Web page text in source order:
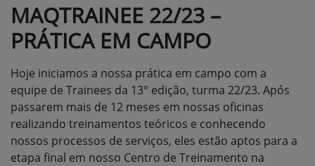
MAQTRAINEE 22/23 –
PRÁTICA EM CAMPO
Hoje iniciamos a nossa prática em campo com a
equipe de Trainees da 13° edição, turma 22/23. Após
passarem mais de 12 meses em nossas oficinas
realizando treinamentos teóricos e conhecendo
nossos processos de serviços, eles estão aptos para a
etapa final em nosso Centro de Treinamento na